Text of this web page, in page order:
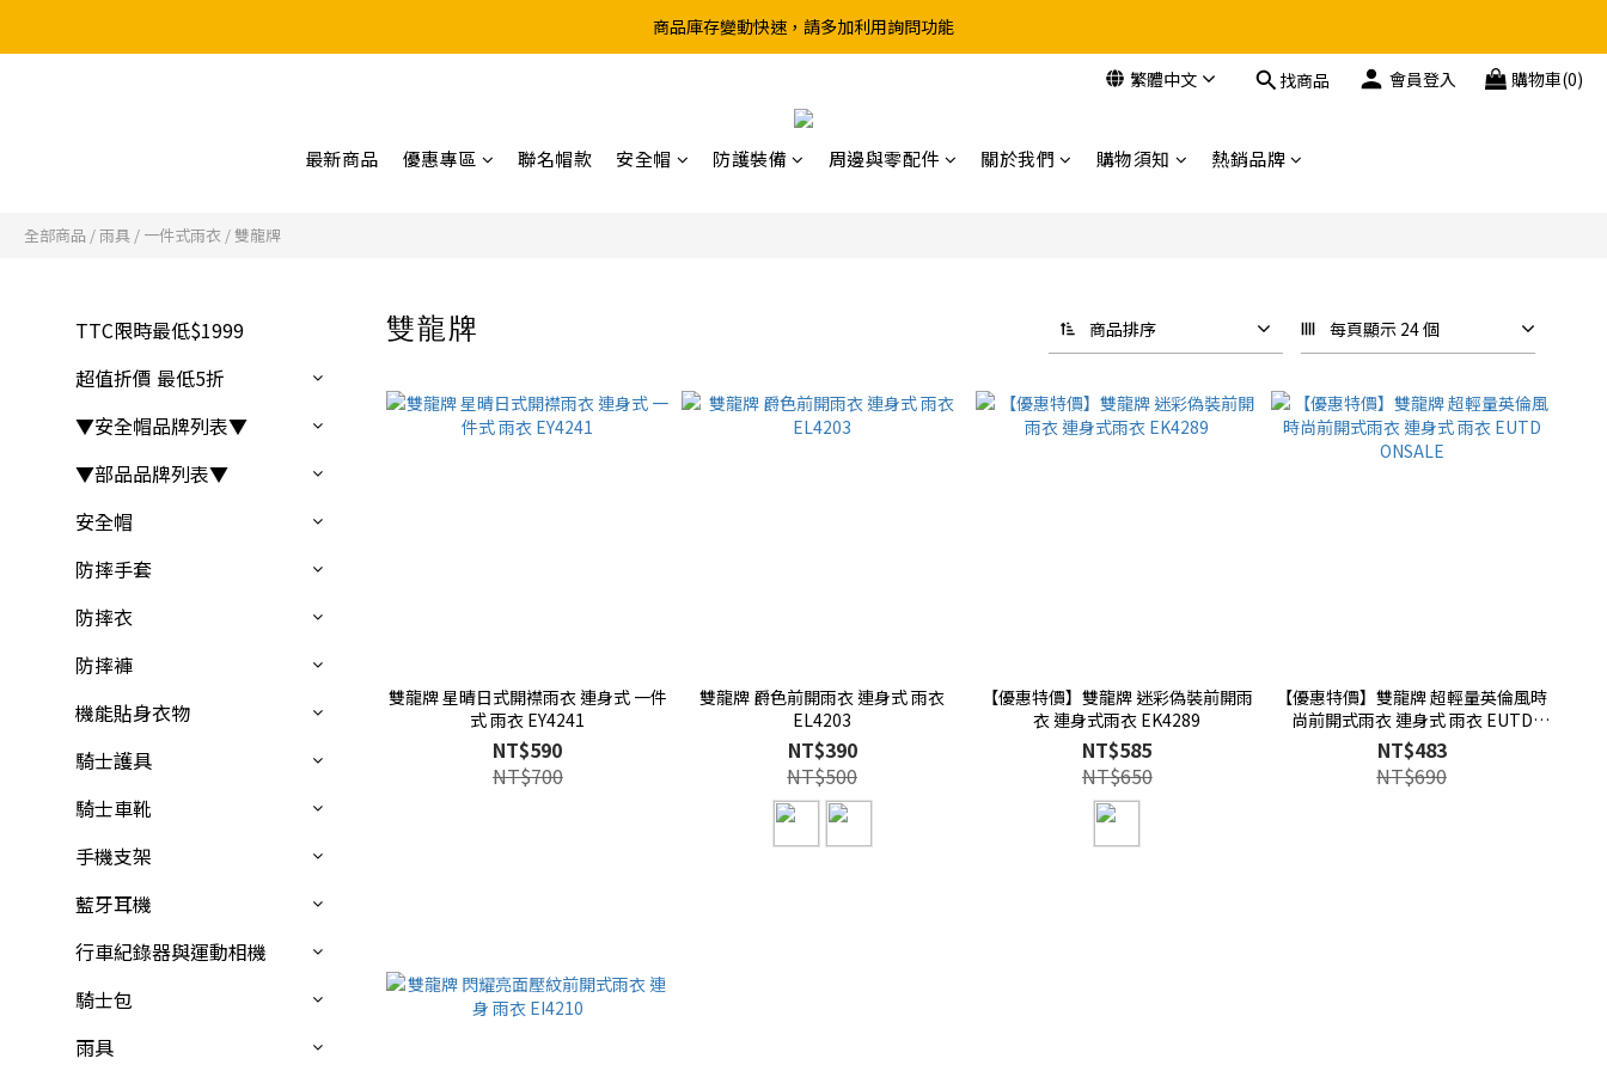
超取滿199、宅配滿490 享免運優惠
商品庫存變動快速，請多加利用詢問功能
超取滿199、宅配滿490 享免運優惠
繁體中文 找商品 會員登入 購物車(0)
最新商品 優惠專區 聯名帽款 安全帽 防護裝備 周邊與零配件 關於我們 購物須知 熱銷品牌
全部商品 /雨具 / 一件式雨衣 /雙龍牌
TTC限時最低$1999
超值折價 最低5折
▼安全帽品牌列表▼
▼部品品牌列表▼
安全帽
防摔手套
防摔衣
防摔褲
機能貼身衣物
騎士護具
騎士車靴
手機支架
藍牙耳機
行車紀錄器與運動相機
騎士包
雨具
雙龍牌 商品排序 每頁顯示 24 個
雙龍牌 星晴日式開襟雨衣 連身式 一件
式 雨衣 EY4241
NT$590
NT$700
雙龍牌 爵色前開雨衣 連身式 雨衣
EL4203
NT$390
NT$500
【優惠特價】雙龍牌 迷彩偽裝前開雨
衣 連身式雨衣 EK4289
NT$585
NT$650
【優惠特價】雙龍牌 超輕量英倫風時
尚前開式雨衣 連身式 雨衣 EUTD
ONSALE
NT$483
NT$690